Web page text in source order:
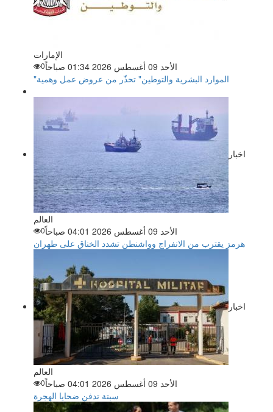
الإمارات
الأحد 09 أغسطس 2026 01:34 صباحاً
0
"الموارد البشرية والتوطين" تحذّر من عروض عمل وهمية
اخبار
العالم
الأحد 09 أغسطس 2026 04:01 صباحاً
0
هرمز يقترب من الانفراج وواشنطن تشدد الخناق على طهران
اخبار
العالم
الأحد 09 أغسطس 2026 04:01 صباحاً
0
سبتة تدفن ضحايا الهجرة